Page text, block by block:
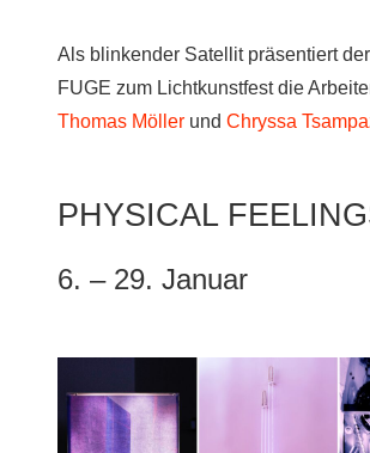
Als blinkender Satellit präsentiert
FUGE zum Lichtkunstfestdie
Thomas Möller und Chryssa
PHYSICAL
6. – 29. Januar